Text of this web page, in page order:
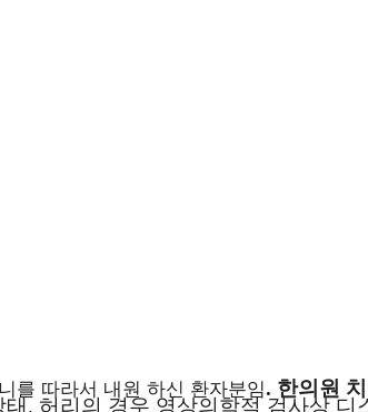
를 따라서 내원 하신 환자분임. 한의원
. 허리의 경우 영상의학적 검사상 디